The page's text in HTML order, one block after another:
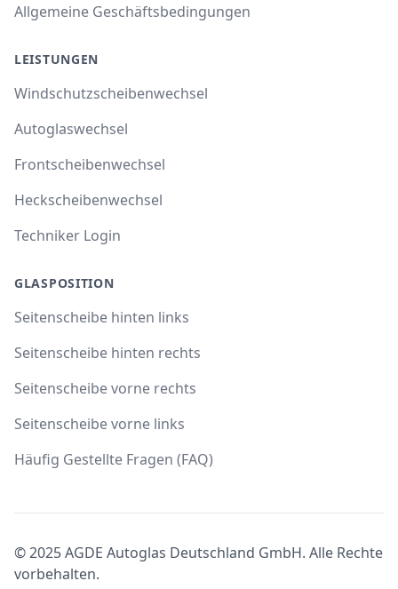
Allgemeine Geschäftsbedingungen
LEISTUNGEN
Windschutzscheibenwechsel
Autoglaswechsel
Frontscheibenwechsel
Heckscheibenwechsel
Techniker Login
GLASPOSITION
Seitenscheibe hinten links
Seitenscheibe hinten rechts
Seitenscheibe vorne rechts
Seitenscheibe vorne links
Häufig Gestellte Fragen (FAQ)
© 2025 AGDE Autoglas Deutschland GmbH. Alle Rechte
vorbehalten.